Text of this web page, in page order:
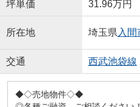
坪単価 31.96万円
所在地 埼玉県 入間
交通 西武池袋線
◆◇売地物件◇◆